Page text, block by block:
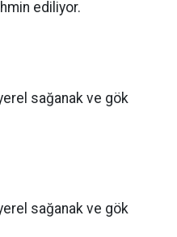
ediliyor.
sağanak ve gök
sağanak ve gök